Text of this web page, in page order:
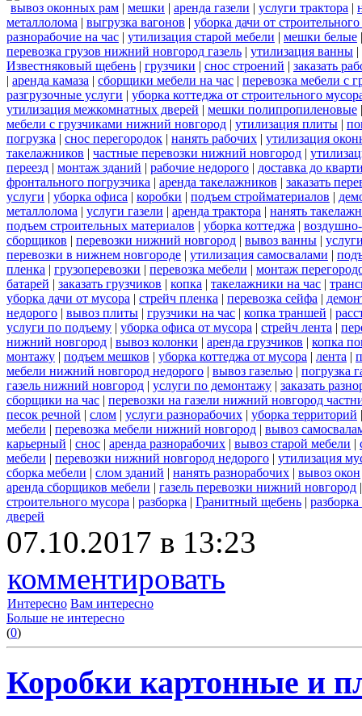
вывоз оконных рам | мешки | аренда газели | услуги трактора |
металлолома | выгрузка вагонов | уборка дачи от
разнорабочие на час | утилизация старой мебели | мешки белые
перевозка грузов нижний новгород газель | утилизация ванны |
Известняковый щебень | грузчики | снос строений | заказать
| аренда камаза | сборщики мебели на час | перевозка мебели с
разгрузочные услуги | уборка коттеджа от строительного
утилизация межкомнатных дверей | мешки полипропиленовые
мебели с грузчиками нижний новгород | утилизация плиты |
погрузка | снос перегородок | нанять рабочих | утилизация
такелажников | частные перевозки нижний новгород |
переезд | монтаж зданий | рабочие недорого | доставка до
фронтального погрузчика | аренда такелажников | заказать
услуги | уборка офиса | коробки | подъем стройматериалов |
металлолома | услуги газели | аренда трактора | нанять
подъем строительных материалов | уборка коттеджа |
сборщиков | перевозки нижний новгород | вывоз ванны |
перевозки в нижнем новгороде | утилизация самосвалами |
пленка | грузоперевозки | перевозка мебели | монтаж
батарей | заказать грузчиков | копка | такелажники на час |
уборка дачи от мусора | стрейч пленка | перевозка сейфа |
недорого | вывоз плиты | грузчики на час | копка траншей |
услуги по подъему | уборка офиса от мусора | стрейч лента |
нижний новгород | вывоз колонки | аренда грузчиков | копка
монтажу | подъем мешков | уборка коттеджа от мусора | лента |
мебели нижний новгород недорого | вывоз газелью | погрузка
газель нижний новгород | услуги по демонтажу | заказать
сборщики на час | перевозки на газели нижний новгород
песок речной | слом | услуги разнорабочих | уборка территорий
мебели | перевозка мебели нижний новгород | вывоз
карьерный | снос | аренда разнорабочих | вывоз старой мебели |
мебели | перевозки нижний новгород недорого | утилизация
сборка мебели | слом зданий | нанять разнорабочих | вывоз окон
аренда сборщиков мебели | газель перевозки нижний новгород
строительного мусора | разборка | Гранитный щебень |
дверей
07.10.2017 в 13:23
комментировать
Интересно Вам интересно
Больше не интересно
(0)
Коробки картонные и